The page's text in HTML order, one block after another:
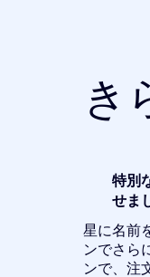
き
特別
せま
星に名前
ンでさら
ンで、注